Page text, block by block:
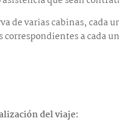
de varias cabinas,
a cada
del viaje: